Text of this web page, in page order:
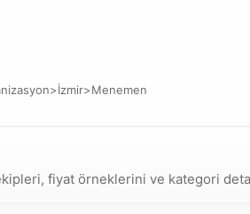
>İzmir>Menemen
fiyat örneklerini ve kategori